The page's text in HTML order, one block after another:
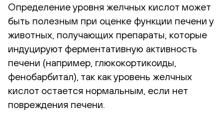
Определение уровня желчных кислот может
быть полезным при оценке функции печени у
животных, получающих препараты, которые
индуцируют ферментативную активность
печени (например, глюкокортикоиды,
фенобарбитал), так как уровень желчных
кислот остается нормальным, если нет
повреждения печени.